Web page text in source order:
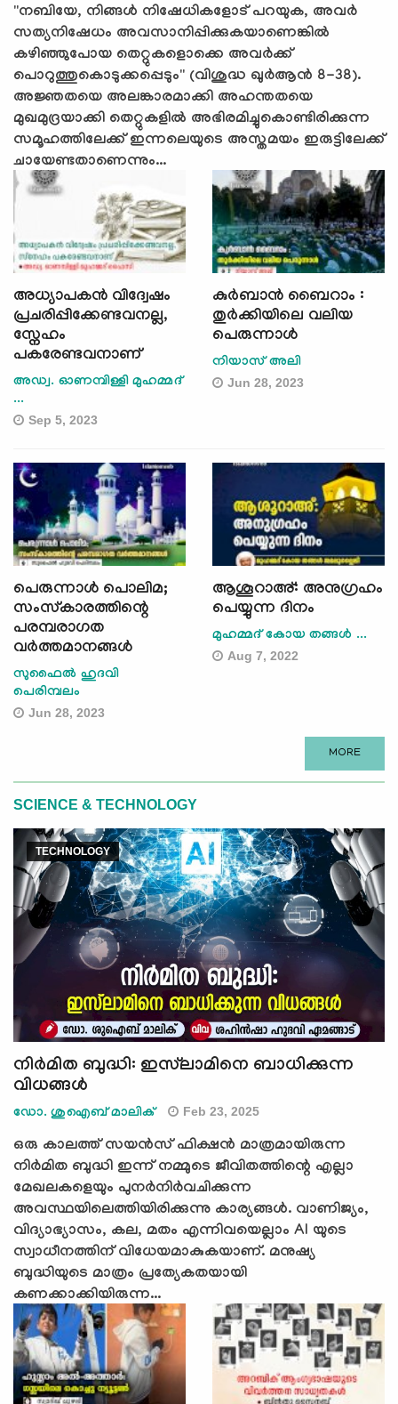
"നബിയേ, നിങ്ങൾ നിഷേധികളോട് പറയുക, അവർ
സത്യനിഷേധം അവസാനിപ്പിക്കുകയാണെങ്കിൽ
കഴിഞ്ഞുപോയ തെറ്റുകളൊക്കെ അവർക്ക്
പൊറുത്തുകൊടുക്കപ്പെടും" (വിശുദ്ധ ഖുർആൻ 8-38).
അജ്ഞതയെ അലങ്കാരമാക്കി അഹന്തതയെ
മുഖമുദ്രയാക്കി തെറ്റുകളിൽ അഭിരമിച്ചുകൊണ്ടിരിക്കുന്ന
സമൂഹത്തിലേക്ക് ഇന്നലെയുടെ അസ്തമയം ഇരുട്ടിലേക്ക്
ചായേണ്ടതാണെന്നും...
അധ്യാപകന്‍ വിദ്വേഷം
പ്രചരിപ്പിക്കേണ്ടവനല്ല,
സ്നേഹം
പകരേണ്ടവനാണ്
അഡ്വ. ഓണമ്പിള്ളി മുഹമ്മദ്
...
Sep 5, 2023
കുർബാൻ ബൈറാം :
തുർക്കിയിലെ വലിയ
പെരുന്നാൾ
നിയാസ് അലി
Jun 28, 2023
പെരുന്നാൾ പൊലിമ;
സംസ്കാരത്തിന്റെ
പരമ്പരാഗത
വർത്തമാനങ്ങൾ
സുഫൈൽ ഹുദവി
പെരിമ്പലം
Jun 28, 2023
ആശൂറാഅ്: അനുഗ്രഹം
പെയ്യുന്ന ദിനം
മുഹമ്മദ് കോയ തങ്ങള്‍ ...
Aug 7, 2022
MORE
SCIENCE & TECHNOLOGY
TECHNOLOGY
നിര്‍മിത ബുദ്ധി: ഇസ്‍ലാമിനെ ബാധിക്കുന്ന
വിധങ്ങള്‍
ഡോ. ശുഐബ് മാലിക് Feb 23, 2025
ഒരു കാലത്ത് സയന്‍സ് ഫിക്ഷന്‍ മാത്രമായിരുന്ന
നിര്‍മിത ബുദ്ധി ഇന്ന് നമ്മുടെ ജീവിതത്തിന്റെ എല്ലാ
മേഖലകളെയും പുനര്‍നിര്‍വചിക്കുന്ന
അവസ്ഥയിലെത്തിയിരിക്കുന്നു കാര്യങ്ങള്‍. വാണിജ്യം,
വിദ്യാഭ്യാസം, കല, മതം എന്നിവയെല്ലാം AI യുടെ
സ്വാധീനത്തിന് വിധേയമാകുകയാണ്. മനുഷ്യ
ബുദ്ധിയുടെ മാത്രം പ്രത്യേകതയായി
കണക്കാക്കിയിരുന്ന...